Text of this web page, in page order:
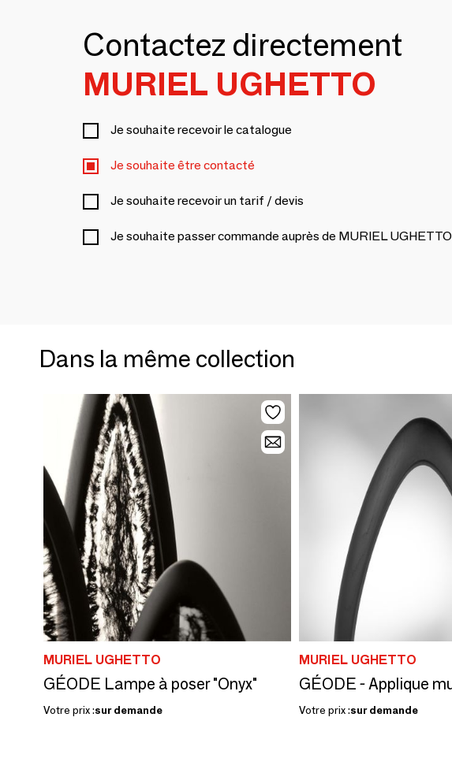
Contactez directement
MURIEL UGHETTO
Je souhaite recevoir le catalogue
Je souhaite être contacté
Je souhaite recevoir un tarif / devis
Je souhaite passer commande auprès de MURIEL UGHETTO
Dans la même collection
MURIEL UGHETTO
GÉODE Lampe à poser "Onyx"
Votre prix :sur demande
MURIEL UGHETTO
Votre prix :sur demande